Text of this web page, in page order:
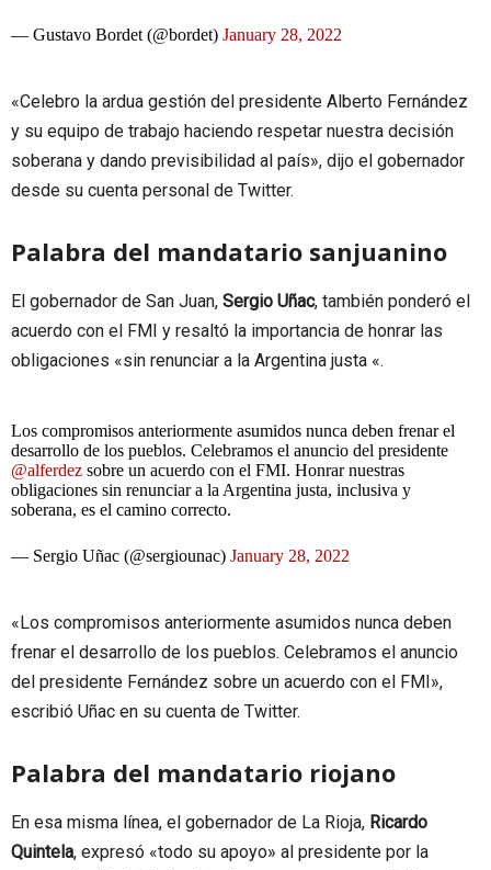
— Gustavo Bordet (@bordet) January 28, 2022
«Celebro la ardua gestión del presidente Alberto Fernández
y su equipo de trabajo haciendo respetar nuestra decisión
soberana y dando previsibilidad al país», dijo el gobernador
desde su cuenta personal de Twitter.
Palabra del mandatario sanjuanino
El gobernador de San Juan, Sergio Uñac, también ponderó el
acuerdo con el FMI y resaltó la importancia de honrar las
obligaciones «sin renunciar a la Argentina justa «.
Los compromisos anteriormente asumidos nunca deben frenar el
desarrollo de los pueblos. Celebramos el anuncio del presidente
@alferdez sobre un acuerdo con el FMI. Honrar nuestras
obligaciones sin renunciar a la Argentina justa, inclusiva y
soberana, es el camino correcto.
— Sergio Uñac (@sergiounac) January 28, 2022
«Los compromisos anteriormente asumidos nunca deben
frenar el desarrollo de los pueblos. Celebramos el anuncio
del presidente Fernández sobre un acuerdo con el FMI»,
escribió Uñac en su cuenta de Twitter.
Palabra del mandatario riojano
En esa misma línea, el gobernador de La Rioja, Ricardo
Quintela, expresó «todo su apoyo» al presidente por la